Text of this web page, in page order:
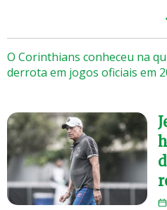
O Corinthians conheceu na
derrota em jogos oficiais em